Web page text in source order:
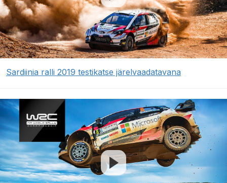
Sardiinia ralli 2019 testikatse järelvaadatavana